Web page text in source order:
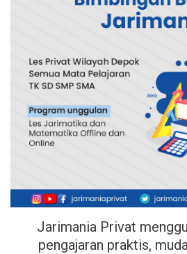
Jarimania Privat
pengajaran praktis,